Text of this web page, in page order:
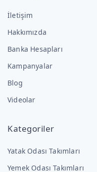
İletişim
Hakkımızda
Banka Hesapları
Kampanyalar
Blog
Videolar
Kategoriler
Yatak Odası Takımları
Yemek Odası Takımları